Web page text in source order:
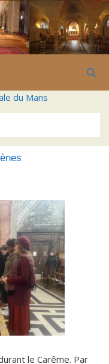
du Mans
le Carême. Par